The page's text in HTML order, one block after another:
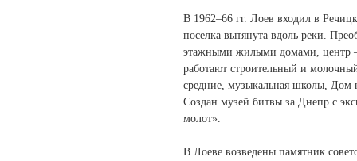
В 1962–66 гг. Лоев входил в
поселка вытянута вдоль реки.
этажными жилыми домами, центр
работают строительный и
средние, музыкальная школы, Дом
Создан музей битвы за Днепр с
молот».
В Лоеве возведены памятник